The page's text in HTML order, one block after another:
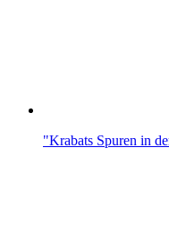
"Krabats Spuren in